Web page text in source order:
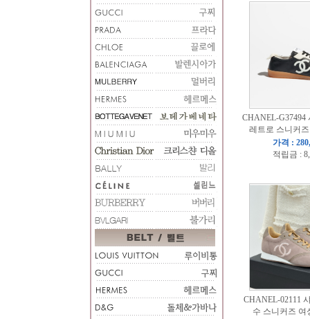
CHANEL-G37494
레트로 스니커
가격 :
적립금 :
CHANEL-02111
수 스니커즈 여